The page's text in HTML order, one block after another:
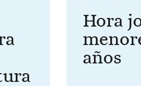
Hora
años